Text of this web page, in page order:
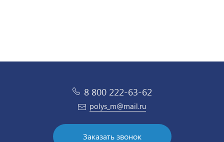
8 800 222-63-62
polys_m@mail.ru
Заказать звонок